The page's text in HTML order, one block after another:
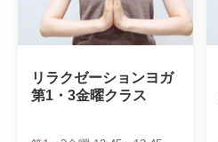
リラクゼーションヨガ
第1・3金曜クラス